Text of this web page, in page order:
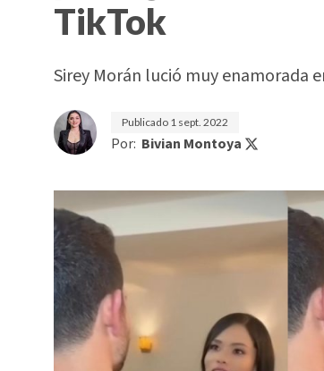
TikTok
Sirey Morán lució muy enamorada
Publicado 1 sept. 2022
Por: Bivian Montoya